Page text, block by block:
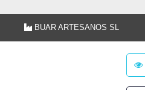
BUAR ARTESANOS SL